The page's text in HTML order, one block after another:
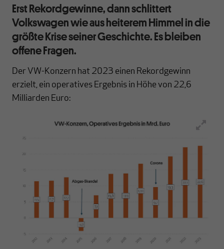
Erst Rekordgewinne, dann schlittert
Volkswagen wie aus heiterem Himmel in die
größte Krise seiner Geschichte. Es bleiben
offene Fragen.
Der VW-Konzern hat 2023 einen Rekordgewinn
erzielt, ein operatives Ergebnis in Höhe von 22,6
Milliarden Euro: